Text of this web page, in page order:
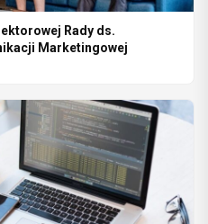
Rady ds.
Marketingowej